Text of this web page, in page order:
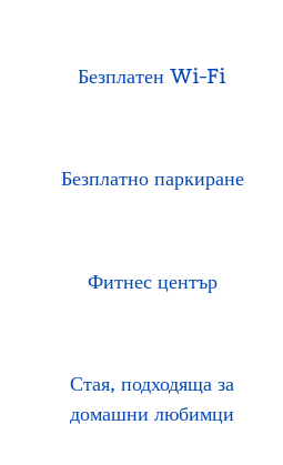
Безплатен Wi-Fi
Безплатно паркиране
Фитнес център
Стая, подходяща за
домашни любимци